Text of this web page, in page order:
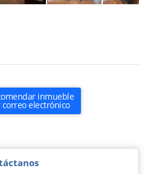
inmueble
correo electrónico